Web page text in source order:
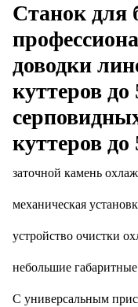
Станок для
доводки
куттеров до
куттеров до
заточной камень
механическая
устройство очистки
небольшие
С универсальным